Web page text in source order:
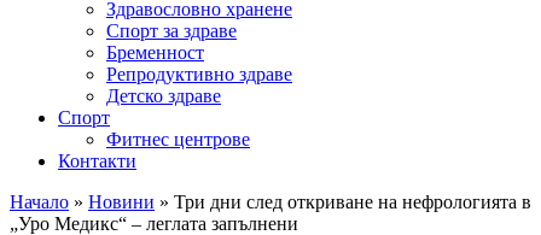
Здравословно хранене
Спорт за здраве
Бременност
Репродуктивно здраве
Детско здраве
Спорт
Фитнес центрове
Контакти
Начало » Новини » Три дни след откриване на нефрологията в
„Уро Медикс“ – леглата запълнени